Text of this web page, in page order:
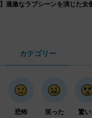
】過激なラブシーンを演じた女
カテゴリー
恐怖 笑った 驚い